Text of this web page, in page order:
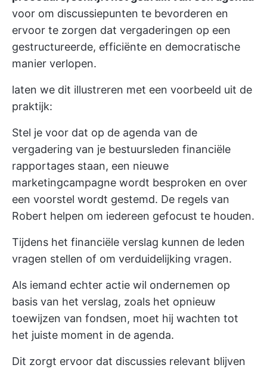
voor om discussiepunten te bevorderen en
ervoor te zorgen dat vergaderingen op een
gestructureerde, efficiënte en democratische
manier verlopen.
laten we dit illustreren met een voorbeeld uit de
praktijk:
Stel je voor dat op de agenda van de
vergadering van je bestuursleden financiële
rapportages staan, een nieuwe
marketingcampagne wordt besproken en over
een voorstel wordt gestemd. De regels van
Robert helpen om iedereen gefocust te houden.
Tijdens het financiële verslag kunnen de leden
vragen stellen of om verduidelijking vragen.
Als iemand echter actie wil ondernemen op
basis van het verslag, zoals het opnieuw
toewijzen van fondsen, moet hij wachten tot
het juiste moment in de agenda.
Dit zorgt ervoor dat discussies relevant blijven